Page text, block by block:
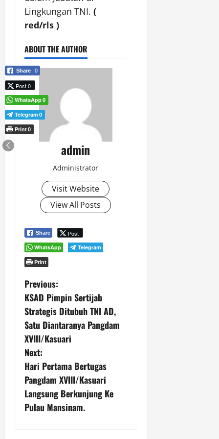
Lingkungan TNI. (
red/rls )
ABOUT THE AUTHOR
admin
Administrator
Visit Website
View All Posts
Share Post
WhatsApp
Telegram
Print
P
o
s
t
n
a
v
Previous:
KSAD Pimpin Sertijab
Strategis Ditubuh TNI AD,
Satu Diantaranya Pangdam
XVIII/Kasuari
Next:
Hari Pertama Bertugas
Pangdam XVIII/Kasuari
Langsung Berkunjung Ke
Pulau Mansinam.
Share 0
Post 0
WhatsApp0
Telegram 0
Print0